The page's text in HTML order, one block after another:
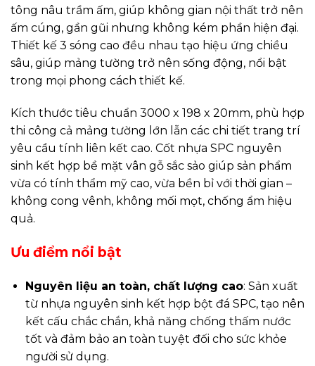
tông nâu trầm ấm, giúp không gian nội thất trở nên
ấm cúng, gần gũi nhưng không kém phần hiện đại.
Thiết kế 3 sóng cao đều nhau tạo hiệu ứng chiều
sâu, giúp mảng tường trở nên sống động, nổi bật
trong mọi phong cách thiết kế.
Kích thước tiêu chuẩn 3000 x 198 x 20mm, phù hợp
thi công cả mảng tường lớn lẫn các chi tiết trang trí
yêu cầu tính liên kết cao. Cốt nhựa SPC nguyên
sinh kết hợp bề mặt vân gỗ sắc sảo giúp sản phẩm
vừa có tính thẩm mỹ cao, vừa bền bỉ với thời gian –
không cong vênh, không mối mọt, chống ẩm hiệu
quả.
Ưu điểm nổi bật
Nguyên liệu an toàn, chất lượng cao: Sản xuất
từ nhựa nguyên sinh kết hợp bột đá SPC, tạo nên
kết cấu chắc chắn, khả năng chống thấm nước
tốt và đảm bảo an toàn tuyệt đối cho sức khỏe
người sử dụng.